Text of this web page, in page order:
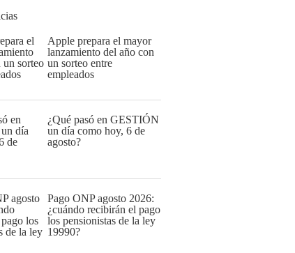
Apple prepara el mayor
lanzamiento del año con
un sorteo entre
empleados
¿Qué pasó en GESTIÓN
un día como hoy, 6 de
agosto?
Pago ONP agosto 2026:
¿cuándo recibirán el pago
los pensionistas de la ley
19990?